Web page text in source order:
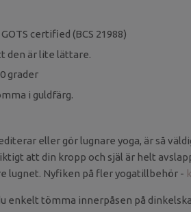
certified (BCS 21988)
den är lite lättare.
grader
i guldfärg.
eller gör lugnare yoga, är så
att din kropp och själ är helt
lugnet. Nyfiken på fler yogatillbehör -
enkelt tömma innerpåsen på